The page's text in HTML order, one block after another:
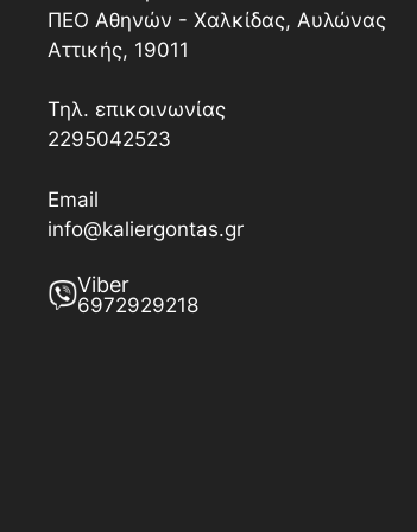
ΠΕΟ Αθηνών - Χαλκίδας, Αυλώνας
Αττικής, 19011
Τηλ. επικοινωνίας
2295042523
Email
info@kaliergontas.gr
Viber
6972929218